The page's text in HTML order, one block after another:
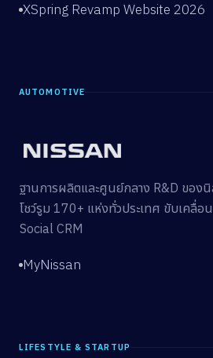
XSpring Revamp Website 2026
AUTOMOTIVE
ฐานการผลิตและศูนย์กลาง R&D ของ
โชว์รูม 170+ แห่งทั่วประเทศ ขับเคลื่อ
Social CRM
MyNissan
LIFESTYLE & STARTUP